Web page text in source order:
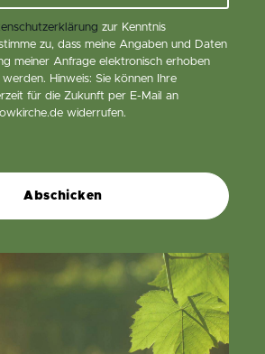
zur Kenntnis
zu, dass meine Angaben und Daten
meiner Anfrage elektronisch erhoben
Hinweis: Sie können Ihre
für die Zukunft per E-Mail an
widerrufen.
Abschicken